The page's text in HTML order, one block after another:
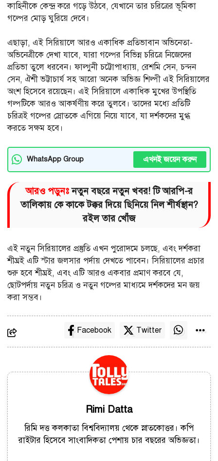
কাহিনীকে কেন্দ্র করে গড়ে উঠবে, যেখানে তার চরিত্রের ভূমিকা
গল্পের মোড় ঘুরিয়ে দেবে।
এছাড়া, এই সিরিয়ালে আরও একাধিক প্রতিভাবান অভিনেতা-
অভিনেত্রীকে দেখা যাবে, যারা গল্পের বিভিন্ন চরিত্রে নিজেদের
প্রতিভা তুলে ধরবেন। ফাল্গুনী চট্টোপাধ্যায়, রেশমি সেন, চন্দন
সেন, ঐশী ভট্টাচার্য সহ আরো অনেক অভিজ্ঞ শিল্পী এই সিরিয়ালের
অংশ হিসেবে রয়েছেন। এই সিরিয়ালে একাধিক মুখের উপস্থিতি
গল্পটিকে আরও আকর্ষণীয় করে তুলবে। তাদের মধ্যে প্রতিটি
চরিত্রই গল্পের স্রোতকে এগিয়ে নিয়ে যাবে, যা দর্শকদের মুগ্ধ
করতে সক্ষম হবে।
WhatsApp Group এখনই জয়েন করুন
আরও পড়ুনঃনতুন বছরে নতুন খবর! টি আরপি-র
তালিকায় কে কাকে টক্কর দিয়ে ছিনিয়ে নিল শীর্ষস্থান?
রইল তার খোঁজ
এই নতুন সিরিয়ালের প্রস্তুতি এখন পুরোদমে চলছে, এবং দর্শকরা
শীঘ্রই এটি স্টার জলসার পর্দায় দেখতে পাবেন। সিরিয়ালের প্রচার
শুরু হবে শীঘ্রই, এবং এটি আরও একবার প্রমাণ করবে যে,
ছোটপর্দায় নতুন চরিত্র ও নতুন গল্পের মাধ্যমে দর্শকদের মন জয়
করা সম্ভব।
Facebook Twitter
Rimi Datta
রিমি দত্ত কলকাতা বিশ্ববিদ্যালয় থেকে স্নাতকোত্তর। কপি
রাইটার হিসেবে সাংবাদিকতা পেশায় চার বছরের অভিজ্ঞতা।